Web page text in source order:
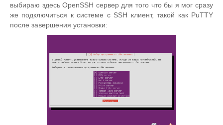
выбираю здесь OpenSSH сервер для того что бы я мог сразу
же подключиться к системе с SSH клиент, такой как PuTTY
после завершения установки: